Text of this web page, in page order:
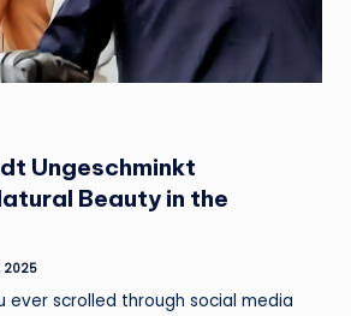
Ungeschminkt
Beauty in the
2025
ever scrolled through social media